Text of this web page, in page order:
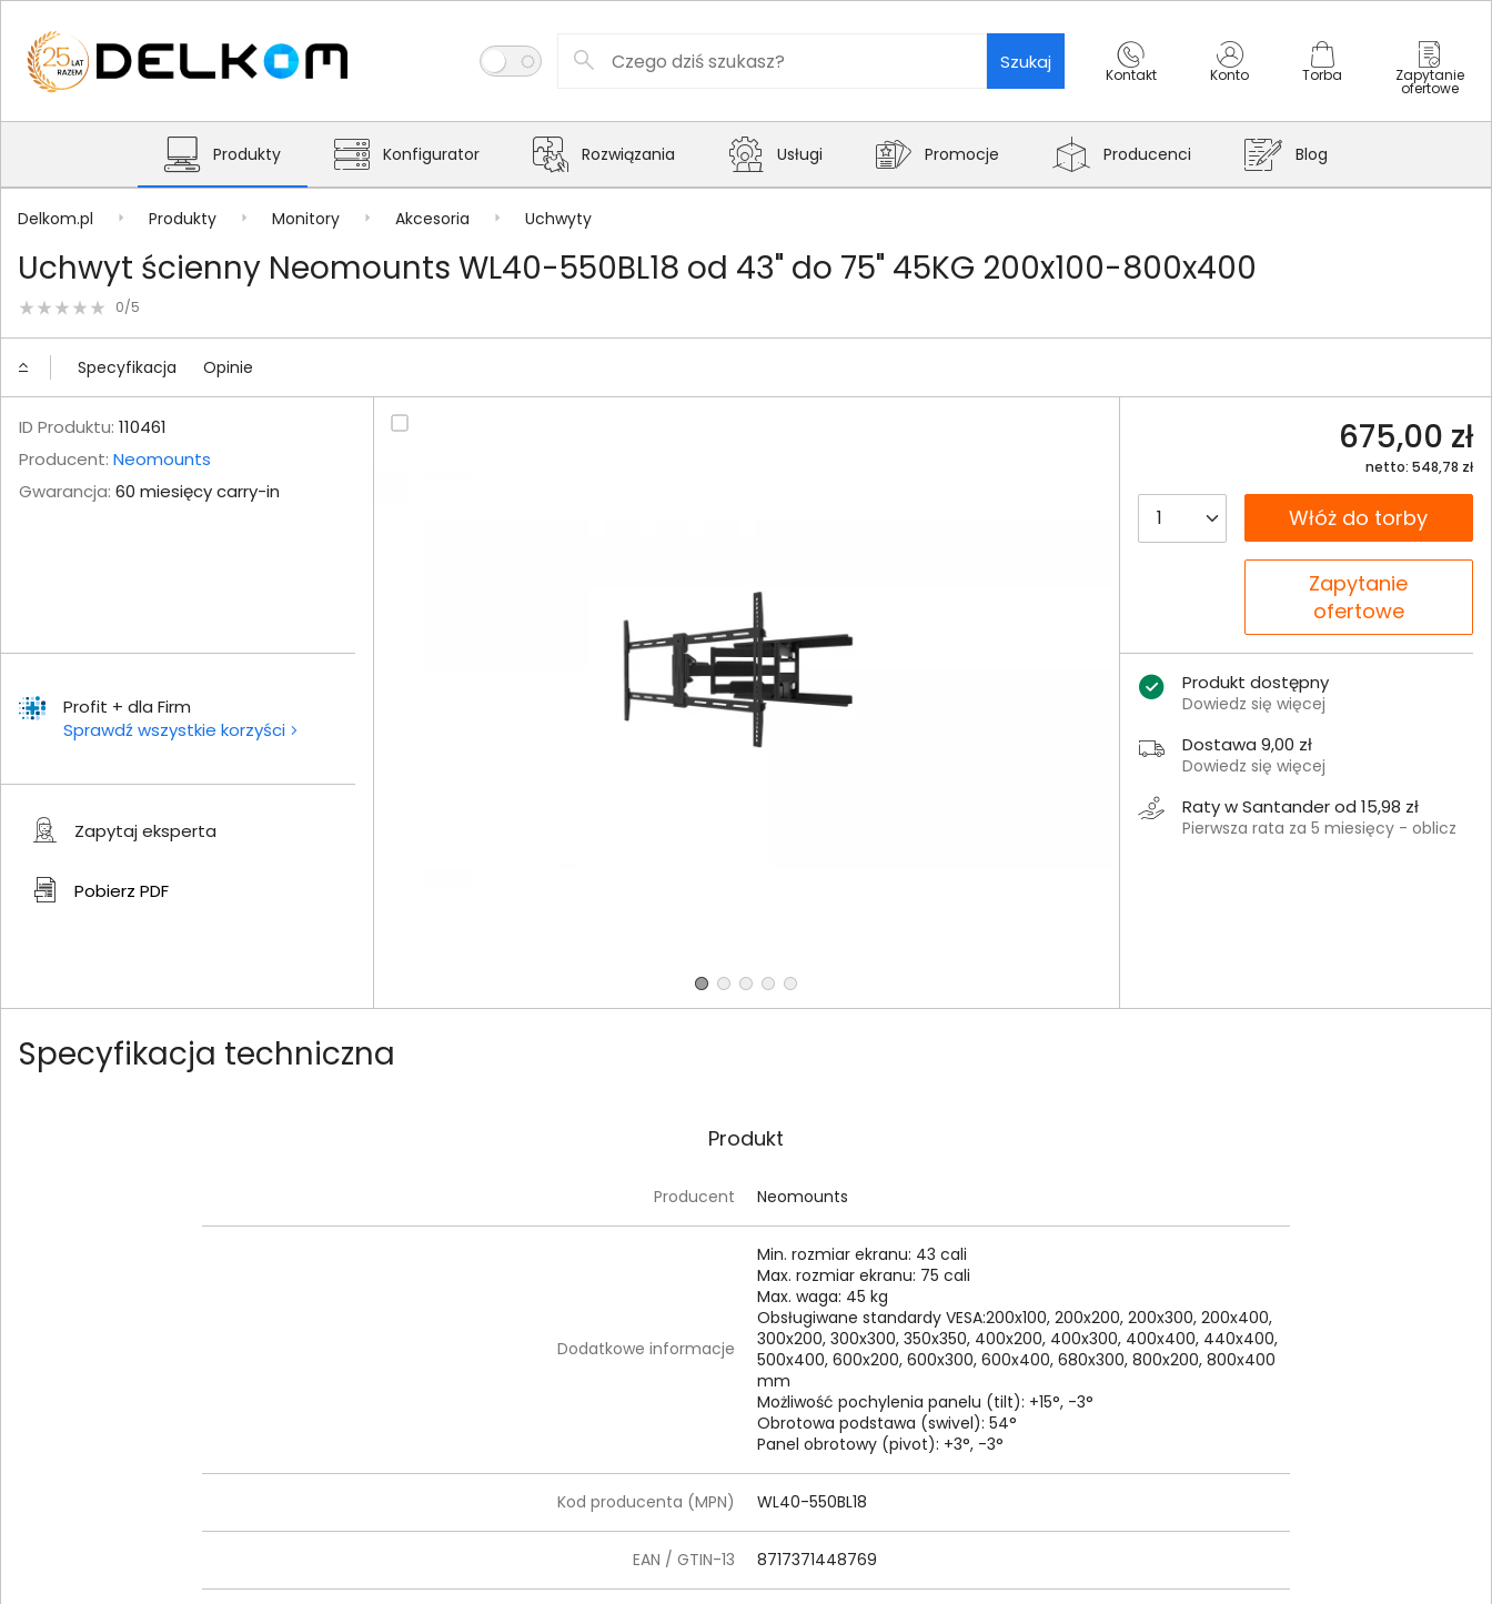
Szukaj
Kontakt Konto Torba Zapytanie
ofertowe
Produkty Konfigurator Rozwiązania Usługi Promocje Producenci Blog
Delkom.pl Produkty Monitory Akcesoria Uchwyty
Uchwyt ścienny Neomounts WL40-550BL18 od 43" do 75" 45KG 200x100-800x400
0/5
Specyfikacja Opinie
ID Produktu: 110461
Producent: Neomounts
Gwarancja: 60 miesięcy carry-in
Profit + dla Firm
Sprawdź wszystkie korzyści
Zapytaj eksperta
Pobierz PDF
675,00 zł
netto: 548,78 zł
__B2C.PRODUCT.QUANTITY
__B2C.PRODUCT.QUANTITY
Włóż do torby
Zapytanie
ofertowe
Produkt dostępny
Dowiedz się więcej
Dostawa 9,00 zł
Dowiedz się więcej
Raty w Santander od 15,98 zł
Pierwsza rata za 5 miesięcy - oblicz
Specyfikacja techniczna
Produkt
Producent Neomounts
Dodatkowe informacje
Min. rozmiar ekranu: 43 cali
Max. rozmiar ekranu: 75 cali
Max. waga: 45 kg
Obsługiwane standardy VESA:200x100, 200x200, 200x300, 200x400,
300x200, 300x300, 350x350, 400x200, 400x300, 400x400, 440x400,
500x400, 600x200, 600x300, 600x400, 680x300, 800x200, 800x400
mm
Możliwość pochylenia panelu (tilt): +15°, -3°
Obrotowa podstawa (swivel): 54°
Panel obrotowy (pivot): +3°, -3°
Kod producenta (MPN) WL40-550BL18
EAN / GTIN-13 8717371448769